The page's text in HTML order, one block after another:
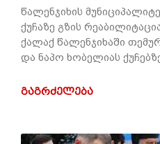
წალენჯიხის
ქუჩაზე გზის
ქალაქ წალენჯიხაში
და ნაპო ხობელიას
ᲒᲐᲒᲠᲫᲔᲚᲔᲑᲐ